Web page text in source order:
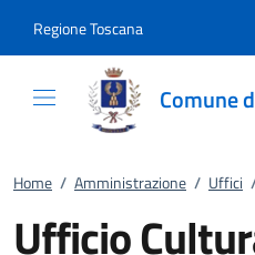
Regione Toscana
Comune
Home / Amministrazione / Uffici
Ufficio